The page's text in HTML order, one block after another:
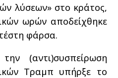
λύσεων» στο κράτος,
ωρών αποδείχθηκε
φάρσα.
(αντι)συσπείρωση
Τραμπ υπήρξε το